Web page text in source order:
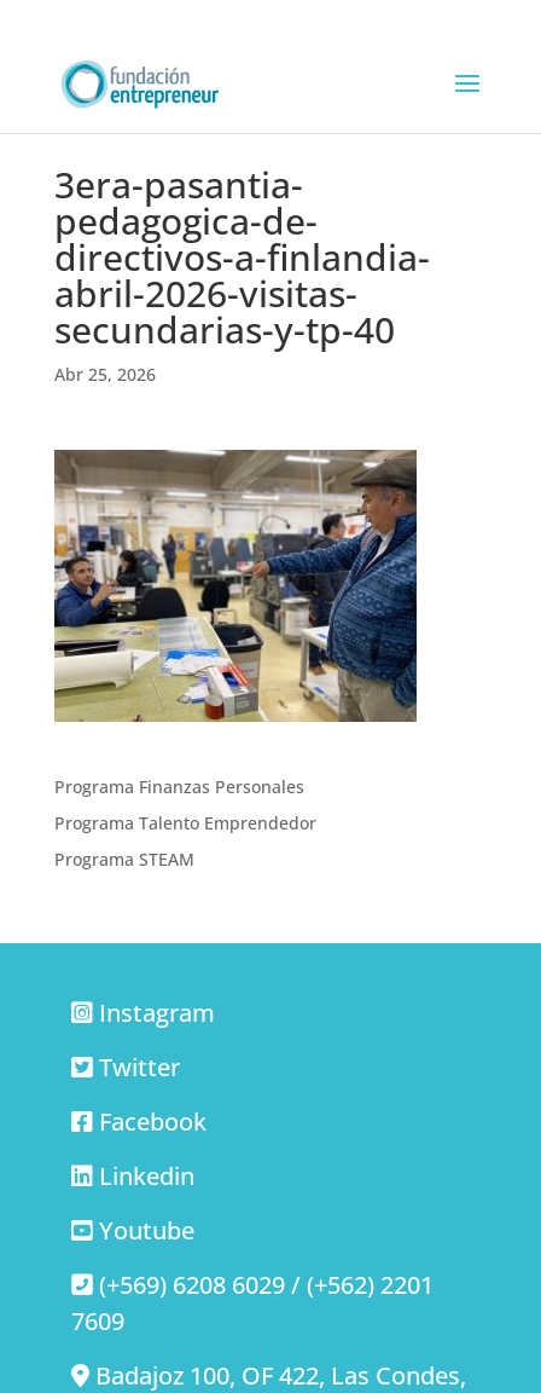
3era-pasantia-
pedagogica-de-
directivos-a-finlandia-
abril-2026-visitas-
secundarias-y-tp-40
Abr 25, 2026
Programa Finanzas Personales
Programa Talento Emprendedor
Programa STEAM
Instagram
Twitter
Facebook
Linkedin
Youtube
(+569) 6208 6029 / (+562) 2201
7609
Badajoz 100, OF 422, Las Condes,